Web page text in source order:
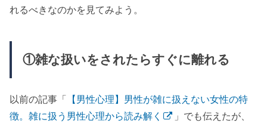
れるべきなのかを見てみよう。
①雑な扱いをされたらすぐに離れる
以前の記事「 【男性心理】男性が雑に扱えない女性の特
徴。雑に扱う男性心理から読み解く
」でも伝えたが、